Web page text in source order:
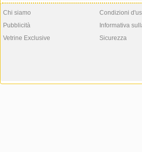
Chi siamo
Pubblicità
Vetrine Exclusive
Condizioni
Informativa
Sicurezza